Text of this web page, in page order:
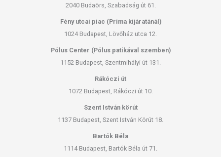
2040 Budaörs, Szabadság út 61.
Fény utcai piac (Príma kijáratánál)
1024 Budapest, Lövőház utca 12.
Pólus Center (Pólus patikával szemben)
1152 Budapest, Szentmihályi út 131.
Rákóczi út
1072 Budapest, Rákóczi út 10.
Szent István körút
1137 Budapest, Szent István Körút 18.
Bartók Béla
1114 Budapest, Bartók Béla út 71.